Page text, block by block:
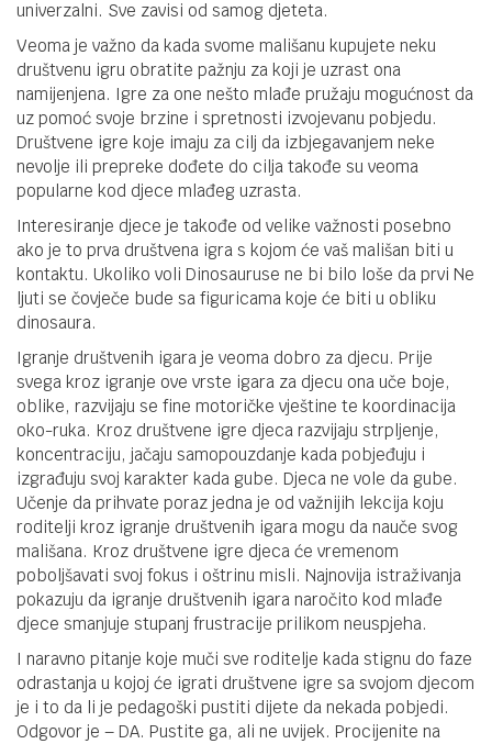
univerzalni. Sve zavisi od samog djeteta.
Veoma je važno da kada svome mališanu kupujete neku
društvenu igru obratite pažnju za koji je uzrast ona
namijenjena. Igre za one nešto mlađe pružaju mogućnost da
uz pomoć svoje brzine i spretnosti izvojevanu pobjedu.
Društvene igre koje imaju za cilj da izbjegavanjem neke
nevolje ili prepreke dođete do cilja takođe su veoma
popularne kod djece mlađeg uzrasta.
Interesiranje djece je takođe od velike važnosti posebno
ako je to prva društvena igra s kojom će vaš mališan biti u
kontaktu. Ukoliko voli Dinosauruse ne bi bilo loše da prvi Ne
ljuti se čovječe bude sa figuricama koje će biti u obliku
dinosaura.
Igranje društvenih igara je veoma dobro za djecu. Prije
svega kroz igranje ove vrste igara za djecu ona uče boje,
oblike, razvijaju se fine motoričke vještine te koordinacija
oko-ruka. Kroz društvene igre djeca razvijaju strpljenje,
koncentraciju, jačaju samopouzdanje kada pobjeđuju i
izgrađuju svoj karakter kada gube. Djeca ne vole da gube.
Učenje da prihvate poraz jedna je od važnijih lekcija koju
roditelji kroz igranje društvenih igara mogu da nauče svog
mališana. Kroz društvene igre djeca će vremenom
poboljšavati svoj fokus i oštrinu misli. Najnovija istraživanja
pokazuju da igranje društvenih igara naročito kod mlađe
djece smanjuje stupanj frustracije prilikom neuspjeha.
I naravno pitanje koje muči sve roditelje kada stignu do faze
odrastanja u kojoj će igrati društvene igre sa svojom djecom
je i to da li je pedagoški pustiti dijete da nekada pobjedi.
Odgovor je – DA. Pustite ga, ali ne uvijek. Procijenite na